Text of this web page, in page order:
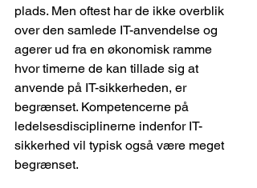
plads. Men oftest har de ikke overblik
over den samlede IT-anvendelse og
agerer ud fra en økonomisk ramme
hvor timerne de kan tillade sig at
anvende på IT-sikkerheden, er
begrænset. Kompetencerne på
ledelsesdisciplinerne indenfor IT-
sikkerhed vil typisk også være meget
begrænset.